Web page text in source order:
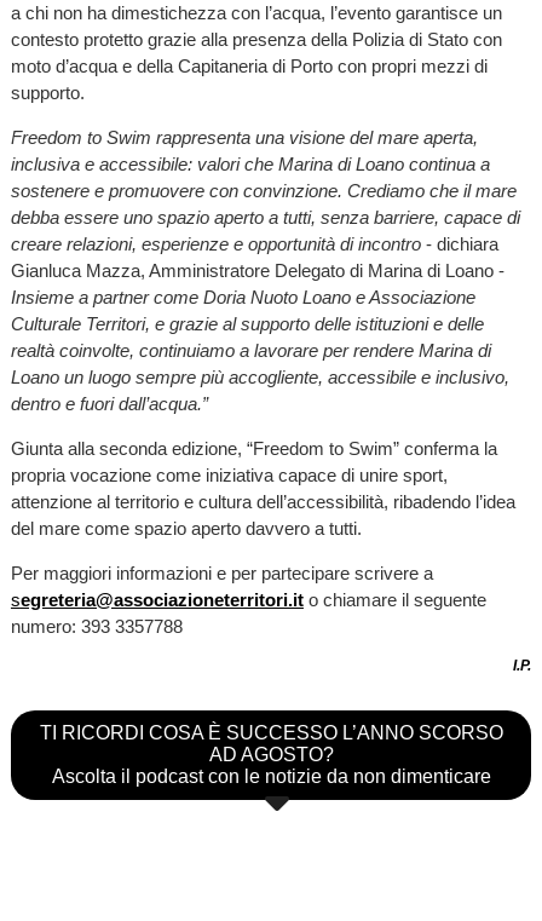
a chi non ha dimestichezza con l’acqua, l’evento garantisce un
contesto protetto grazie alla presenza della Polizia di Stato con
moto d’acqua e della Capitaneria di Porto con propri mezzi di
supporto.
Freedom to Swim rappresenta una visione del mare aperta,
inclusiva e accessibile: valori che Marina di Loano continua a
sostenere e promuovere con convinzione. Crediamo che il mare
debba essere uno spazio aperto a tutti, senza barriere, capace di
creare relazioni, esperienze e opportunità di incontro - dichiara
Gianluca Mazza, Amministratore Delegato di Marina di Loano -
Insieme a partner come Doria Nuoto Loano e Associazione
Culturale Territori, e grazie al supporto delle istituzioni e delle
realtà coinvolte, continuiamo a lavorare per rendere Marina di
Loano un luogo sempre più accogliente, accessibile e inclusivo,
dentro e fuori dall’acqua.”
Giunta alla seconda edizione, “Freedom to Swim” conferma la
propria vocazione come iniziativa capace di unire sport,
attenzione al territorio e cultura dell’accessibilità, ribadendo l’idea
del mare come spazio aperto davvero a tutti.
Per maggiori informazioni e per partecipare scrivere a
segreteria@associazioneterritori.ito chiamare il seguente
numero: 393 3357788
I.P.
TI RICORDI COSA È SUCCESSO L’ANNO SCORSO
AD AGOSTO?
Ascolta il podcast con le notizie da non dimenticare